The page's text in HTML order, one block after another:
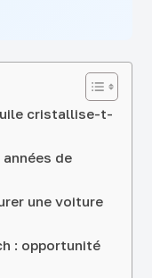
cristallise-t-
de
une voiture
: opportunité